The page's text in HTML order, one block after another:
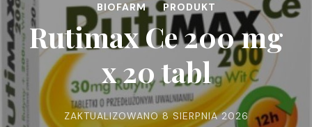
BIOFARM PRODUKT
Rutimax Ce 200 mg
x 20 tabl
ZAKTUALIZOWANO8 SIERPNIA 2026